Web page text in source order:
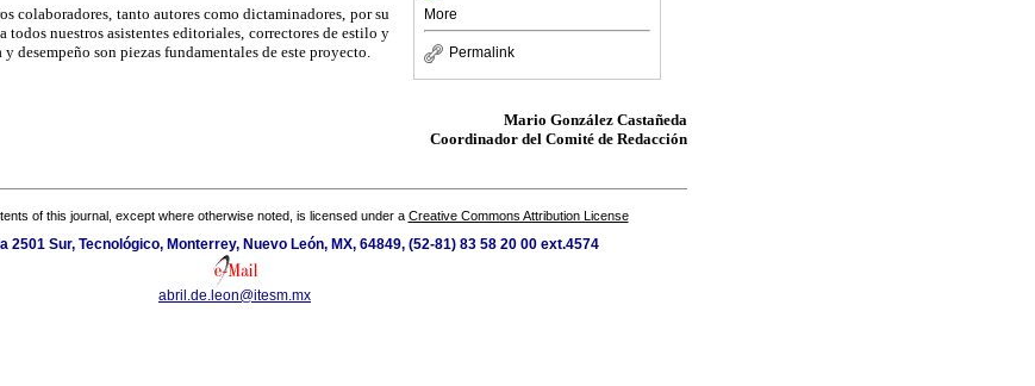
More
Permalink
colaboradores, tanto autores como dictaminadores, por su
todos nuestros asistentes editoriales, correctores de estilo y
desempeño son piezas fundamentales de este proyecto.
Mario González Castañeda
Coordinador del Comité de Redacción
of this journal, except where otherwise noted, is licensed under a Creative Commons Attribution License
2501 Sur, Tecnológico, Monterrey, Nuevo León, MX, 64849, (52-81) 83 58 20 00 ext.4574
abril.de.leon@itesm.mx